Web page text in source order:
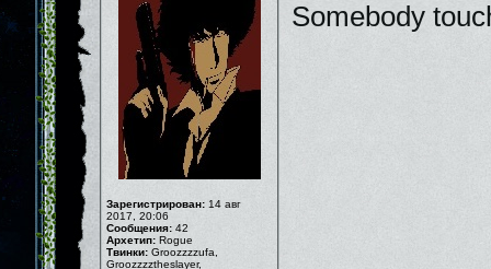
Зарегистрирован: 14 авг
2017, 20:06
Сообщения: 42
Архетип: Rogue
Твинки: Groozzzzufa,
Groozzzztheslayer,
Somebody